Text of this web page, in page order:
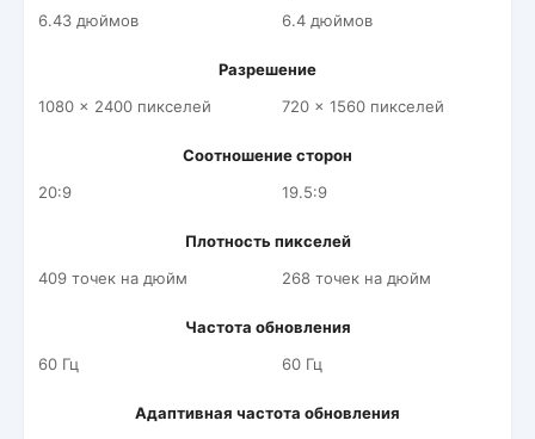
6.43 дюймов
6.4 дюймов
Разрешение
1080 x 2400 пикселей
720 x 1560 пикселей
Соотношение сторон
20:9
19.5:9
Плотность пикселей
409 точек на дюйм
268 точек на дюйм
Частота обновления
60 Гц
60 Гц
Адаптивная частота обновления